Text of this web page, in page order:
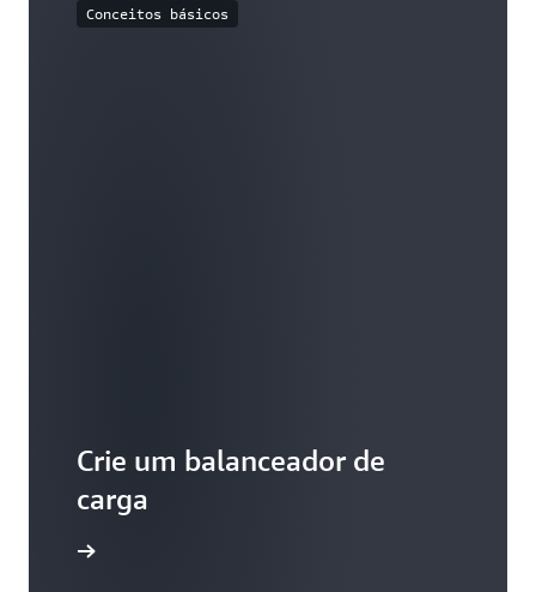
Conceitos básicos
Crie um balanceador de
carga